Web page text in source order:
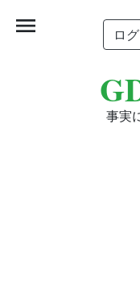
ロ
事実
menu